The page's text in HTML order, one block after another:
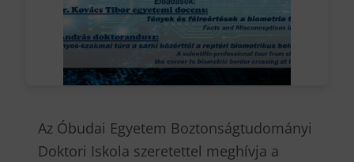
Az Óbudai Egyetem Boztonságtudományi
Doktori Iskola szeretettel meghívja a